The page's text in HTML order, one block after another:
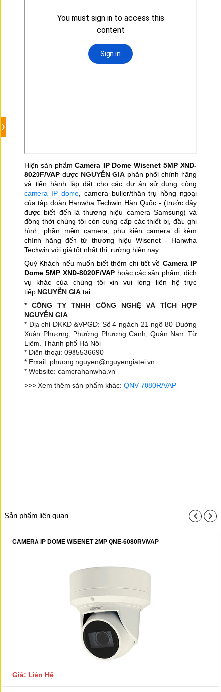
Hiện sản phẩmCamera IP Dome Wisenet 5MP XND-
8020F/VAP được NGUYỄN GIA phân phối chính hãng
và tiến hành lắp đặt cho các dự án sử dụng dòng
camera IP dome , camera buller/thân trụ hồng ngoại
của tập đoàn Hanwha Techwin Hàn Quốc - (trước đây
được biết đến là thương hiệu camera Samsung) và
đồng thời chúng tôi còn cung cấp các thiết bị, đầu ghi
hình, phần mềm camera, phụ kiện camera đi kèm
chính hãng đến từ thương hiệu Wisenet - Hanwha
Techwin với giá tốt nhất thị trường hiện nay.
Quý Khách nếu muốn biết thêm chi tiết về Camera IP
Dome 5MP XND-8020F/VAPhoặc các sản phẩm, dịch
vụ khác của chúng tôi xin vui lòng liên hệ trực
tiếp NGUYỄN GIA tại:
* CÔNG TY TNHH CÔNG NGHỆ VÀ TÍCH HỢP
NGUYỄN GIA
* Địa chỉ ĐKKD &VPGD: Số 4 ngách 21 ngõ 80 Đường
Xuân Phương, Phường Phương Canh, Quận Nam Từ
Liêm, Thành phố Hà Nội
* Điện thoại: 0985536690
* Email: phuong.nguyen@nguyengiatei.vn
* Website: camerahanwha.vn
>>> Xem thêm sản phẩm khác: QNV-7080R/VAP
Sản phẩm liên quan
CAMERA IP DOME WISENET 2MP QNE-6080RV/VAP
Giá: Liên Hệ